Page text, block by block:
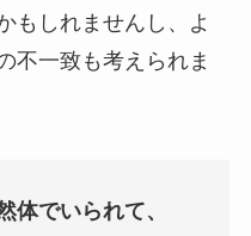
もしれませんし、よ
不一致も考えられま
体でいられて、